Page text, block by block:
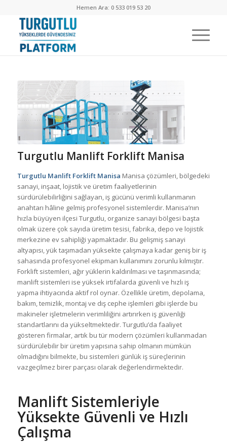
Hemen Ara: 0 533 019 53 20
Turgutlu Manlift Forklift Manisa
Turgutlu Manlift Forklift Manisa Manisa çözümleri, bölgedeki
sanayi, inşaat, lojistik ve üretim faaliyetlerinin
sürdürülebilirliğini sağlayan, iş gücünü verimli kullanmanın
anahtarı hâline gelmiş profesyonel sistemlerdir. Manisa’nın
hızla büyüyen ilçesi Turgutlu, organize sanayi bölgesi başta
olmak üzere çok sayıda üretim tesisi, fabrika, depo ve lojistik
merkezine ev sahipliği yapmaktadır. Bu gelişmiş sanayi
altyapısı, yük taşımadan yüksekte çalışmaya kadar geniş bir iş
sahasında profesyonel ekipman kullanımını zorunlu kılmıştır.
Forklift sistemleri, ağır yüklerin kaldırılması ve taşınmasında;
manlift sistemleri ise yüksek irtifalarda güvenli ve hızlı iş
yapma ihtiyacında aktif rol oynar. Özellikle üretim, depolama,
bakım, temizlik, montaj ve dış cephe işlemleri gibi işlerde bu
makineler işletmelerin verimliliğini artırırken iş güvenliği
standartlarını da yükseltmektedir. Turgutlu’da faaliyet
gösteren firmalar, artık bu tür modern çözümleri kullanmadan
sürdürülebilir bir üretim yapısına sahip olmanın mümkün
olmadığını bilmekte, bu sistemleri günlük iş süreçlerinin
vazgeçilmez birer parçası olarak değerlendirmektedir.
Manlift Sistemleriyle
Yüksekte Güvenli ve Hızlı
Çalışma